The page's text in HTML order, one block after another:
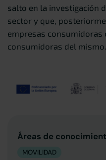
salto en la investigación
sector y que,
empresas consumidoras
consumidoras del mismo.
Áreas de
MOVILIDAD